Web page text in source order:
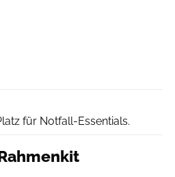
für Notfall-Essentials.